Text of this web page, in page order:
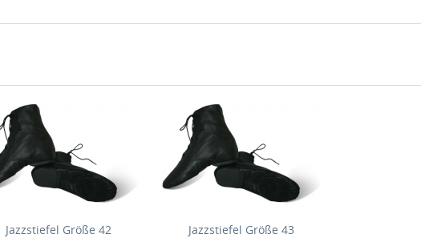
Jazzstiefel Größe 42 Jazzstiefel Größe 43